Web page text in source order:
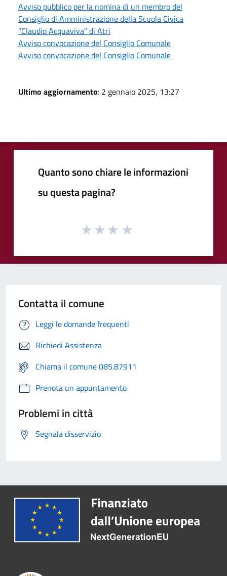
Avviso pubblico per la nomina di un membro del
Consiglio di Amministrazione della Scuola Civica
“Claudio Acquaviva” di Atri
Avviso convocazione del Consiglio Comunale
Avviso convocazione del Consiglio Comunale
Ultimo aggiornamento: 2 gennaio 2025, 13:27
Quanto sono chiare le informazioni
su questa pagina?
Contatta il comune
Leggi le domande frequenti
Richiedi Assistenza
Chiama il comune 085.87911
Prenota un appuntamento
Problemi in città
Segnala disservizio